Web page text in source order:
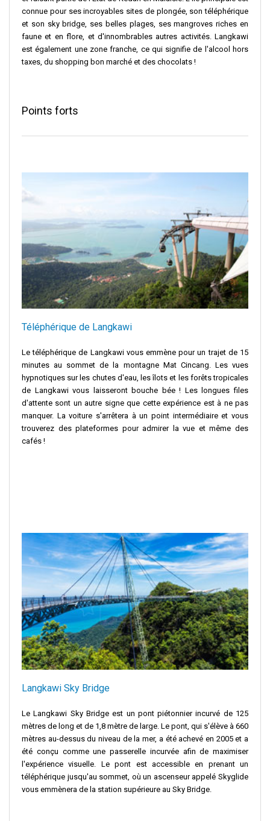
connue pour ses incroyables sites de plongée, son téléphérique
et son sky bridge, ses belles plages, ses mangroves riches en
faune et en flore, et d'innombrables autres activités. Langkawi
est également une zone franche, ce qui signifie de l'alcool hors
taxes, du shopping bon marché et des chocolats !
Points forts
Téléphérique de Langkawi
Le téléphérique de Langkawi vous emmène pour un trajet de 15
minutes au sommet de la montagne Mat Cincang. Les vues
hypnotiques sur les chutes d'eau, les îlots et les forêts tropicales
de Langkawi vous laisseront bouche bée ! Les longues files
d'attente sont un autre signe que cette expérience est à ne pas
manquer. La voiture s'arrêtera à un point intermédiaire et vous
trouverez des plateformes pour admirer la vue et même des
cafés !
Langkawi Sky Bridge
Le Langkawi Sky Bridge est un pont piétonnier incurvé de 125
mètres de long et de 1,8 mètre de large. Le pont, qui s'élève à 660
mètres au-dessus du niveau de la mer, a été achevé en 2005 et a
été conçu comme une passerelle incurvée afin de maximiser
l'expérience visuelle. Le pont est accessible en prenant un
téléphérique jusqu'au sommet, où un ascenseur appelé Skyglide
vous emmènera de la station supérieure au Sky Bridge.